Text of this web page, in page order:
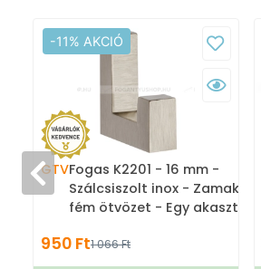
-11% AKCIÓ
GTVFogas K2201 - 16 mm -
Szálcsiszolt inox - Zamak
fém ötvözet - Egy akasztós
950 Ft1 066 Ft